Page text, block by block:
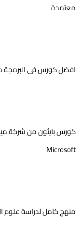
معتمدة
افضل كورس فى
Microsoft
منهج كامل لدراسة علوم